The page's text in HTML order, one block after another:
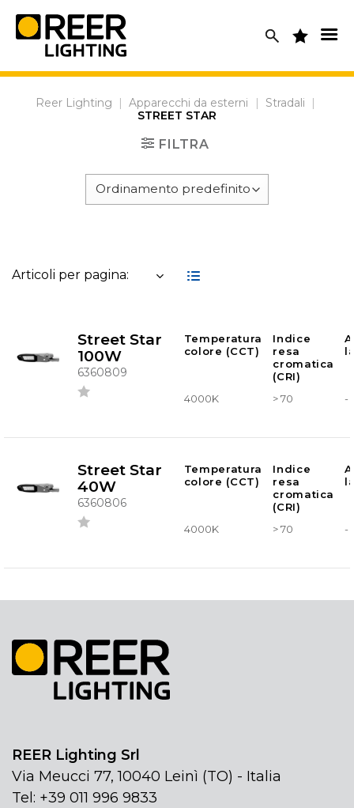
content
Reer Lighting | Apparecchi da esterni | Stradali
|
STREET STAR
FILTRA
Articoli per pagina:
Street Star
100W
6360809
Temperatura
colore (CCT)
Indice
resa
cromatica
(CRI)
4000K > 70 -
Street Star
40W
6360806
Temperatura
colore (CCT)
Indice
resa
cromatica
(CRI)
4000K > 70 -
REER Lighting Srl
Via Meucci 77, 10040 Leinì (TO) - Italia
Tel: +39 011 996 9833